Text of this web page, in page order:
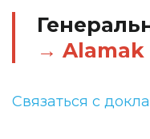
Alamak
Связаться с